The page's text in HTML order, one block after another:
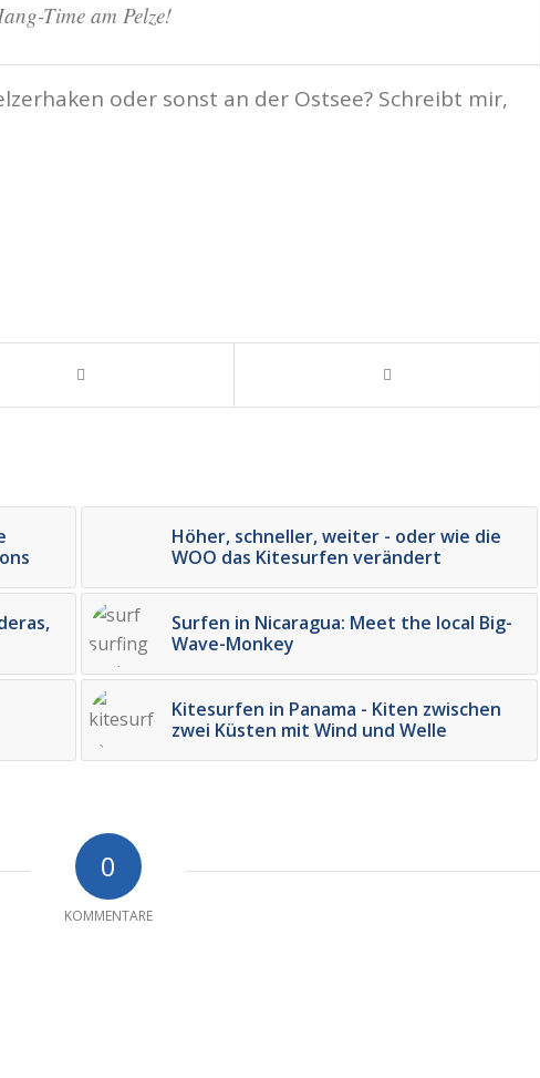
Time am Pelze!
oder sonst an der Ostsee? Schreibt mir,
Höher, schneller, weiter - oder wie die
WOO das Kitesurfen verändert
Surfen in Nicaragua: Meet the local Big-
Wave-Monkey
Kitesurfen in Panama - Kiten zwischen
zwei Küsten mit Wind und Welle
0
KOMMENTARE